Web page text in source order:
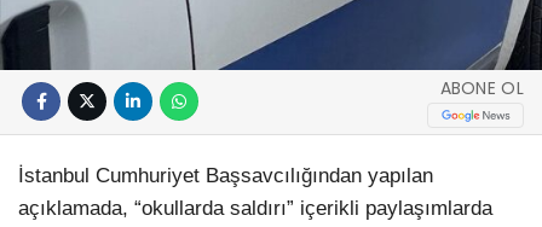
ABONE OL
İstanbul Cumhuriyet Başsavcılığından yapılan
açıklamada, “okullarda saldırı” içerikli paylaşımlarda